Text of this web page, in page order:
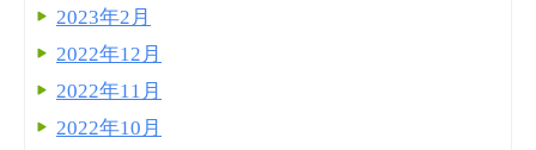
2023年2月
2022年12月
2022年11月
2022年10月